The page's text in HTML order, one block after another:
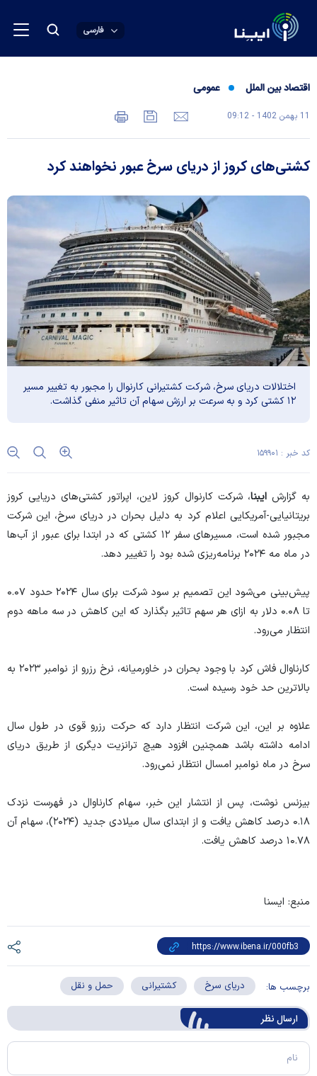
فارسی
اقتصاد بین الملل عمومی
11 بهمن 1402 - 09:12
کشتی‌های کروز از دریای سرخ عبور نخواهند کرد
اختلالات دریای سرخ، شرکت کشتیرانی کارنوال را مجبور به تغییر مسیر
۱۲ کشتی کرد و به سرعت بر ارزش سهام آن تاثیر منفی گذاشت.
کد خبر : ۱۵۹۹۰۱
به گزارشایبنا، شرکت کارنوال کروز لاین، اپراتور کشتی‌های دریایی کروز
بریتانیایی-آمریکایی اعلام کرد به دلیل بحران در دریای سرخ، این شرکت
مجبور شده است، مسیر‌های سفر ۱۲ کشتی که در ابتدا برای عبور از آب‌ها
در ماه مه ۲۰۲۴ برنامه‌ریزی شده بود را تغییر دهد.
پیش‌بینی می‌شود این تصمیم بر سود شرکت برای سال ۲۰۲۴ حدود ۰.۰۷
تا ۰.۰۸ دلار به ازای هر سهم تاثیر بگذارد که این کاهش در سه ماهه دوم
انتظار می‌رود.
کارناوال فاش کرد با وجود بحران در خاورمیانه، نرخ رزرو از نوامبر ۲۰۲۳ به
بالاترین حد خود رسیده است.
علاوه بر این، این شرکت انتظار دارد که حرکت رزرو قوی در طول سال
ادامه داشته باشد همچنین افزود هیچ ترانزیت دیگری از طریق دریای
سرخ در ماه نوامبر امسال انتظار نمی‌رود.
بیزنس نوشت، پس از انتشار این خبر، سهام کارناوال در فهرست نزدک
۰.۱۸ درصد کاهش یافت و از ابتدای سال میلادی جدید (۲۰۲۴)، سهام آن
۱۰.۷۸ درصد کاهش یافت.
منبع: ایسنا
برچسب ها: دریای سرخ کشتیرانی حمل و نقل
ارسال‌ نظر